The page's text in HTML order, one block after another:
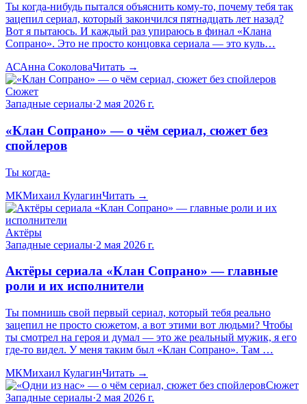
Ты когда-нибудь пытался объяснить кому-то, почему тебя так
зацепил сериал, который закончился пятнадцать лет назад?
Вот я пытаюсь. И каждый раз упираюсь в финал «Клана
Сопрано». Это не просто концовка сериала — это куль…
АСАнна СоколоваЧитать →
Сюжет
Западные сериалы·2 мая 2026 г.
«Клан Сопрано» — о чём сериал, сюжет без
спойлеров
Ты когда-
МКМихаил КулагинЧитать →
Актёры
Западные сериалы·2 мая 2026 г.
Актёры сериала «Клан Сопрано» — главные
роли и их исполнители
Ты помнишь свой первый сериал, который тебя реально
зацепил не просто сюжетом, а вот этими вот людьми? Чтобы
ты смотрел на героя и думал — это же реальный мужик, я его
где-то видел. У меня таким был «Клан Сопрано». Там …
МКМихаил КулагинЧитать →
Сюжет
Западные сериалы·2 мая 2026 г.